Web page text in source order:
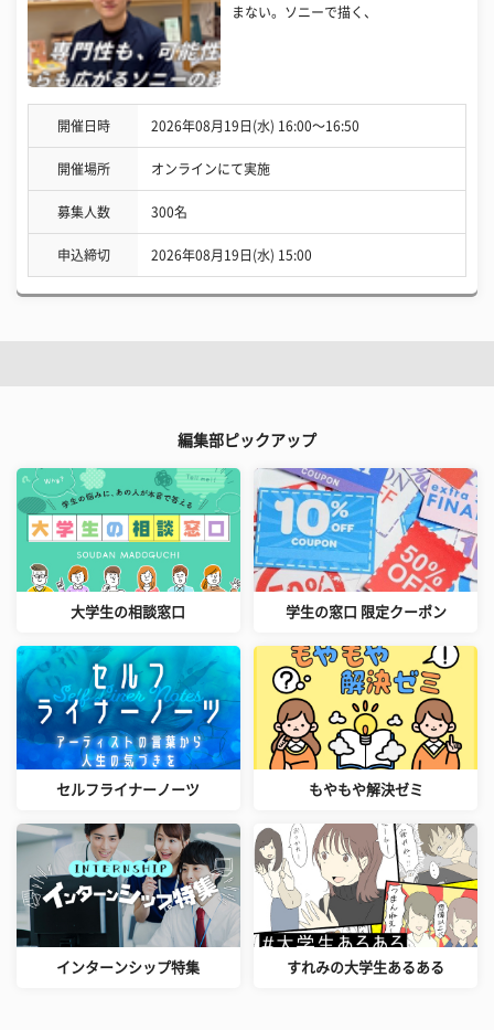
まない。ソニーで描く、
開催日時 2026年08月19日(水) 16:00〜16:50
開催場所 オンラインにて実施
募集人数 300名
申込締切 2026年08月19日(水) 15:00
編集部ピックアップ
大学生の相談窓口 学生の窓口 限定クーポン
セルフライナーノーツ もやもや解決ゼミ
インターンシップ特集 すれみの大学生あるある